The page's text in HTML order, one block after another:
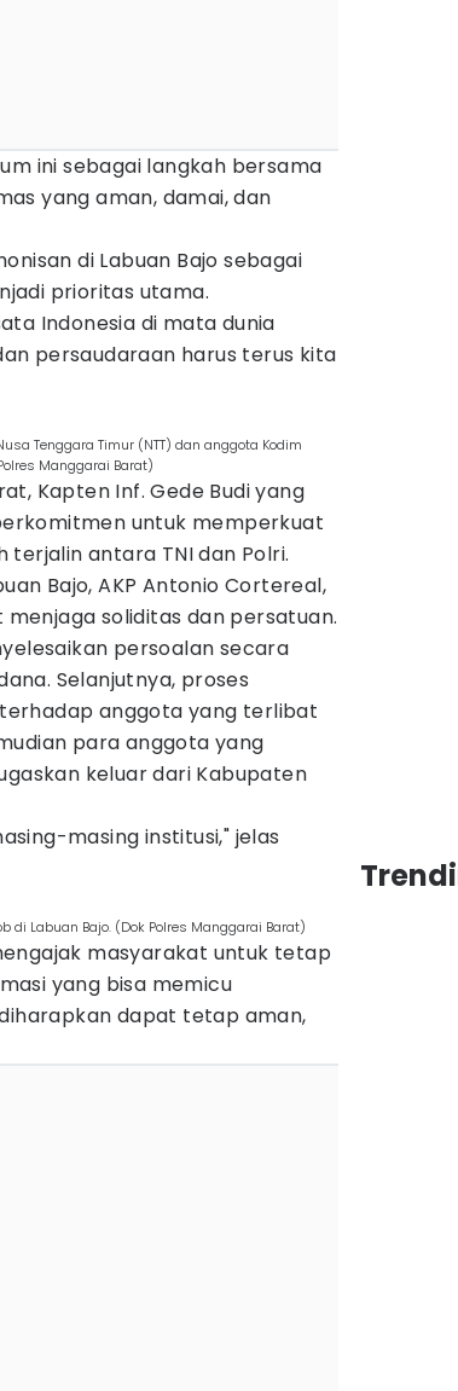
ini sebagai langkah bersama
yang aman, damai, dan
di Labuan Bajo sebagai
prioritas utama.
Indonesia di mata dunia
persaudaraan harus terus kita
Tenggara Timur (NTT) dan anggota Kodim
Manggarai Barat)
Kapten Inf. Gede Budi yang
untuk memperkuat
terjalin antara TNI dan Polri.
Bajo, AKP Antonio Cortereal,
soliditas dan persatuan.
persoalan secara
Selanjutnya, proses
anggota yang terlibat
para anggota yang
keluar dari Kabupaten
masing institusi," jelas
di Labuan Bajo. (Dok Polres Manggarai Barat)
masyarakat untuk tetap
yang bisa memicu
dapat tetap aman,